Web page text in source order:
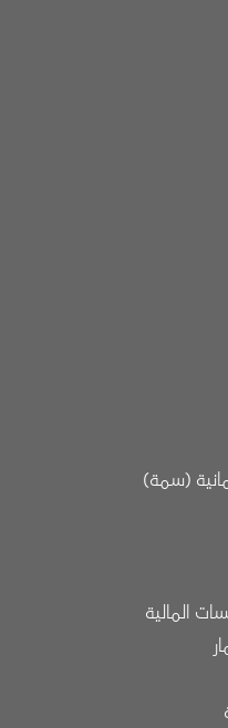
(سمة)
المالية